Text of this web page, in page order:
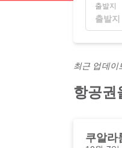
출발지
최근 업데이
항공권
쿠알라